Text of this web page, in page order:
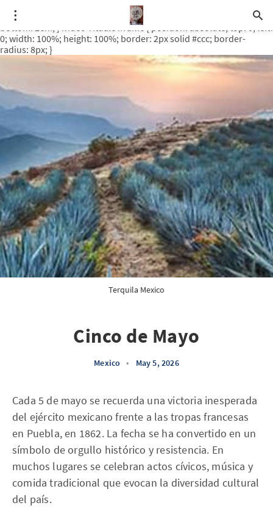
.video-rituale { position: relative; padding-bottom: 56.25%; /* 16:9
ratio */ height: 0; overflow: hidden; margin-top: 3em; margin-
bottom: 2em; } .video-rituale iframe { position: absolute; top: 0; left:
0; width: 100%; height: 100%; border: 2px solid #ccc; border-
radius: 8px; }
Terquila Mexico
Cinco de Mayo
Mexico • May 5, 2026
Cada 5 de mayo se recuerda una victoria inesperada
del ejército mexicano frente a las tropas francesas
en Puebla, en 1862. La fecha se ha convertido en un
símbolo de orgullo histórico y resistencia. En
muchos lugares se celebran actos cívicos, música y
comida tradicional que evocan la diversidad cultural
del país.